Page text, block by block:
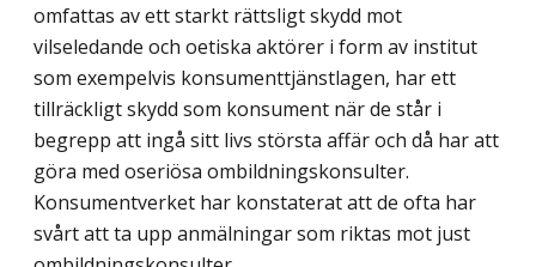
omfattas av ett starkt rättsligt skydd mot
vilseledande och oetiska aktörer i form av institut
som exempelvis konsument­tjänstlagen, har ett
tillräckligt skydd som konsument när de står i
begrepp att ingå sitt livs största affär och då har att
göra med oseriösa ombildningskonsulter.
Konsument­verket har konstaterat att de ofta har
svårt att ta upp anmälningar som riktas mot just